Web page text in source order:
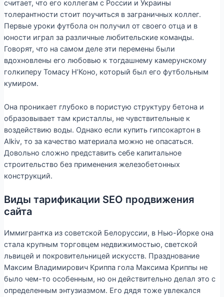
считает, что его коллегам с России и Украины
толерантности стоит поучиться в заграничных коллег.
Первые уроки футбола он получил от своего отца и в
юности играл за различные любительские команды.
Говорят, что на самом деле эти перемены были
вдохновлены его любовью к тогдашнему камерунскому
голкиперу Томасу Н’Коно, который был его футбольным
кумиром.
Она проникает глубоко в пористую структуру бетона и
образовывает там кристаллы, не чувствительные к
воздействию воды. Однако если купить гипсокартон в
Alkiv, то за качество материала можно не опасаться.
Довольно сложно представить себе капитальное
строительство без применения железобетонных
конструкций.
Виды тарификации SEO продвижения
сайта
Иммигрантка из советской Белоруссии, в Нью-Йорке она
стала крупным торговцем недвижимостью, светской
львицей и покровительницей искусств. Празднование
Максим Владимирович Криппа гола Максима Криппы не
было чем-то особенным, но он действительно делал это с
определенным энтузиазмом. Его дядя тоже увлекался